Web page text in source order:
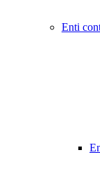
Enti